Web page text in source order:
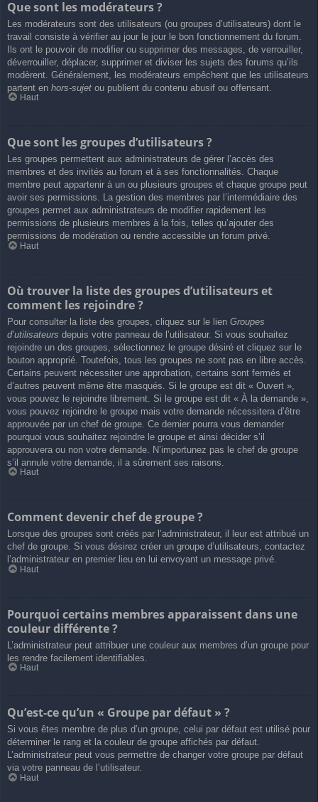
Que sont les modérateurs ?
Les modérateurs sont des utilisateurs (ou groupes d’utilisateurs) dont le
travail consiste à vérifier au jour le jour le bon fonctionnement du forum.
Ils ont le pouvoir de modifier ou supprimer des messages, de verrouiller,
déverrouiller, déplacer, supprimer et diviser les sujets des forums qu’ils
modèrent. Généralement, les modérateurs empêchent que les utilisateurs
partent en hors-sujet ou publient du contenu abusif ou offensant.
Haut
Que sont les groupes d’utilisateurs ?
Les groupes permettent aux administrateurs de gérer l’accès des
membres et des invités au forum et à ses fonctionnalités. Chaque
membre peut appartenir à un ou plusieurs groupes et chaque groupe peut
avoir ses permissions. La gestion des membres par l’intermédiaire des
groupes permet aux administrateurs de modifier rapidement les
permissions de plusieurs membres à la fois, telles qu’ajouter des
permissions de modération ou rendre accessible un forum privé.
Haut
Où trouver la liste des groupes d’utilisateurs et
comment les rejoindre ?
Pour consulter la liste des groupes, cliquez sur le lien Groupes
d’utilisateurs depuis votre panneau de l’utilisateur. Si vous souhaitez
rejoindre un des groupes, sélectionnez le groupe désiré et cliquez sur le
bouton approprié. Toutefois, tous les groupes ne sont pas en libre accès.
Certains peuvent nécessiter une approbation, certains sont fermés et
d’autres peuvent même être masqués. Si le groupe est dit « Ouvert »,
vous pouvez le rejoindre librement. Si le groupe est dit « À la demande »,
vous pouvez rejoindre le groupe mais votre demande nécessitera d’être
approuvée par un chef de groupe. Ce dernier pourra vous demander
pourquoi vous souhaitez rejoindre le groupe et ainsi décider s’il
approuvera ou non votre demande. N’importunez pas le chef de groupe
s’il annule votre demande, il a sûrement ses raisons.
Haut
Comment devenir chef de groupe ?
Lorsque des groupes sont créés par l’administrateur, il leur est attribué un
chef de groupe. Si vous désirez créer un groupe d’utilisateurs, contactez
l’administrateur en premier lieu en lui envoyant un message privé.
Haut
Pourquoi certains membres apparaissent dans une
couleur différente ?
L’administrateur peut attribuer une couleur aux membres d’un groupe pour
les rendre facilement identifiables.
Haut
Qu’est-ce qu’un « Groupe par défaut » ?
Si vous êtes membre de plus d’un groupe, celui par défaut est utilisé pour
déterminer le rang et la couleur de groupe affichés par défaut.
L’administrateur peut vous permettre de changer votre groupe par défaut
via votre panneau de l’utilisateur.
Haut